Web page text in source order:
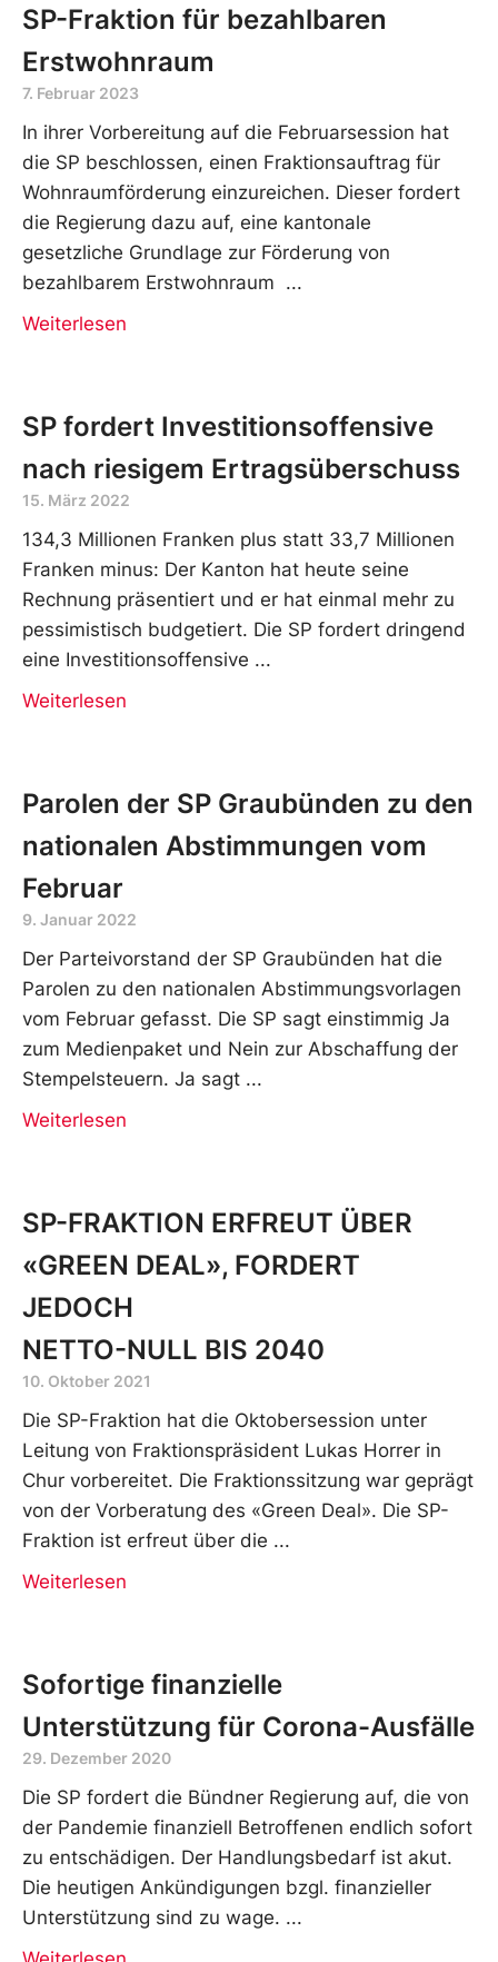
SP-Fraktion für bezahlbaren
Erstwohnraum
7. Februar 2023
In ihrer Vorbereitung auf die Februarsession hat
die SP beschlossen, einen Fraktionsauftrag für
Wohnraumförderung einzureichen. Dieser fordert
die Regierung dazu auf, eine kantonale
gesetzliche Grundlage zur Förderung von
bezahlbarem Erstwohnraum
Weiterlesen
SP fordert Investitionsoffensive
nach riesigem Ertragsüberschuss
15. März 2022
134,3 Millionen Franken plus statt 33,7 Millionen
Franken minus: Der Kanton hat heute seine
Rechnung präsentiert und er hat einmal mehr zu
pessimistisch budgetiert. Die SP fordert dringend
eine Investitionsoffensive
Weiterlesen
Parolen der SP Graubünden zu den
nationalen Abstimmungen vom
Februar
9. Januar 2022
Der Parteivorstand der SP Graubünden hat die
Parolen zu den nationalen Abstimmungsvorlagen
vom Februar gefasst. Die SP sagt einstimmig Ja
zum Medienpaket und Nein zur Abschaffung der
Stempelsteuern. Ja sagt
Weiterlesen
SP-FRAKTION ERFREUT ÜBER
«GREEN DEAL», FORDERT
JEDOCH
NETTO-NULL BIS 2040
10. Oktober 2021
Die SP-Fraktion hat die Oktobersession unter
Leitung von Fraktionspräsident Lukas Horrer in
Chur vorbereitet. Die Fraktionssitzung war geprägt
von der Vorberatung des «Green Deal». Die SP-
Fraktion ist erfreut über die
Weiterlesen
Sofortige finanzielle
Unterstützung für Corona-Ausfälle
29. Dezember 2020
Die SP fordert die Bündner Regierung auf, die von
der Pandemie finanziell Betroffenen endlich sofort
zu entschädigen. Der Handlungsbedarf ist akut.
Die heutigen Ankündigungen bzgl. finanzieller
Unterstützung sind zu wage.